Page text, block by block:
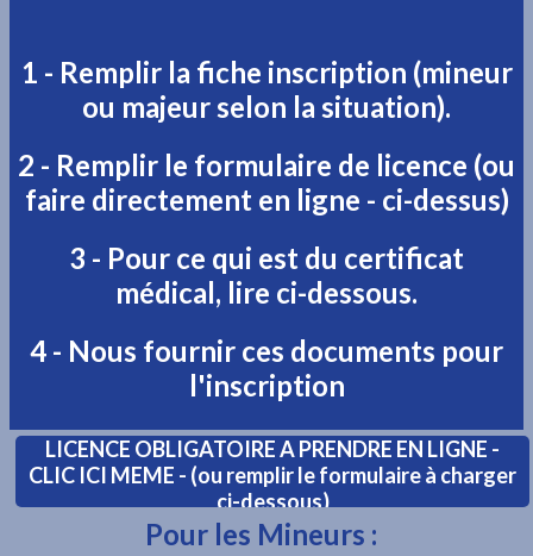
1 - Remplir la fiche inscription (mineur
ou majeur selon la situation).
2 - Remplir le formulaire de licence (ou
faire directement en ligne - ci-dessus)
3 - Pour ce qui est du certificat
médical, lire ci-dessous.
4 - Nous fournir ces documents pour
l'inscription
LICENCE OBLIGATOIRE A PRENDRE EN LIGNE -
CLIC ICI MEME - (ou remplir le formulaire à charger
ci-dessous)
Pour les Mineurs :